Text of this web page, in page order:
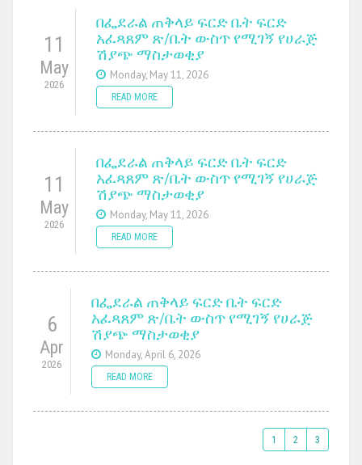
11
May
2026
በፌደራል ጠቅላይ ፍርድ ቤት ፍርድ
አፈጻጸም ጽ/ቤት ውስጥ የሚገኝ የሀራጅ
ሽያጭ ማስታወቂያ
Monday, May 11, 2026
READ MORE
11
May
2026
በፌደራል ጠቅላይ ፍርድ ቤት ፍርድ
አፈጻጸም ጽ/ቤት ውስጥ የሚገኝ የሀራጅ
ሽያጭ ማስታወቂያ
Monday, May 11, 2026
READ MORE
6
Apr
2026
በፌደራል ጠቅላይ ፍርድ ቤት ፍርድ
አፈጻጸም ጽ/ቤት ውስጥ የሚገኝ የሀራጅ
ሽያጭ ማስታወቂያ
Monday, April 6, 2026
READ MORE
1 2 3